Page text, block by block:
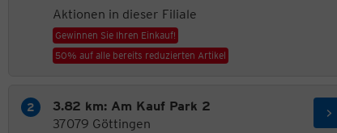
Aktionen in dieser Filiale
Gewinnen Sie Ihren Einkauf!
50% auf alle bereits reduzierten Artikel
3.82 km: Am Kauf Park 2
37079 Göttingen